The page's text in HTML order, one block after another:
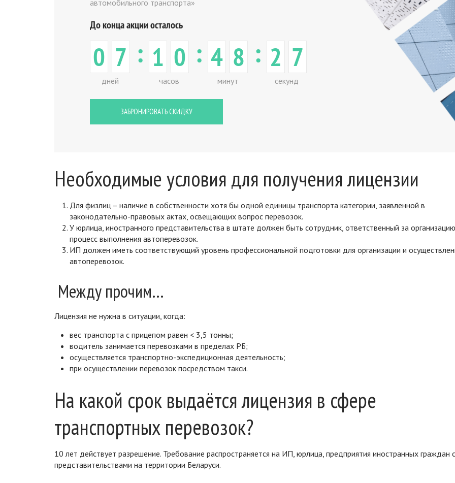
автомобильного транспорта»
До конца акции осталось
0 7
дней
: 1 0
часов
: 4 8
минут
: 2 7
секунд
ЗАБРОНИРОВАТЬ СКИДКУ
Необходимые условия для получения лицензии
Для физлиц – наличие в собственности хотя бы одной единицы транспорта категории, заявленной в
законодательно-правовых актах, освещающих вопрос перевозок.
У юрлица, иностранного представительства в штате должен быть сотрудник, ответственный за
процесс выполнения автоперевозок.
ИП должен иметь соответствующий уровень профессиональной подготовки для организации и
автоперевозок.
Между прочим…
Лицензия не нужна в ситуации, когда:
вес транспорта с прицепом равен < 3,5 тонны;
водитель занимается перевозками в пределах РБ;
осуществляется транспортно-экспедиционная деятельность;
при осуществлении перевозок посредством такси.
На какой срок выдаётся лицензия в сфере
транспортных перевозок?
10 лет действует разрешение. Требование распространяется на ИП, юрлица, предприятия иностранных граждан с
представительствами на территории Беларуси.